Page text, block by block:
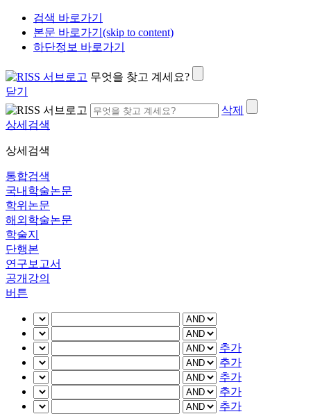
검색 바로가기
본문 바로가기(skip to content)
하단정보 바로가기
무엇을 찾고 계세요?
닫기
삭제
상세검색
상세검색
통합검색
국내학술논문
학위논문
해외학술논문
학술지
단행본
연구보고서
공개강의
버튼
추가
추가
추가
추가
추가